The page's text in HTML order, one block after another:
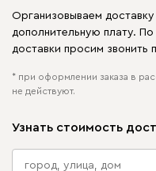
Организовываем
дополнительную плату.
доставки просим звонить
* при оформлении заказа в
не действуют.
Узнать стоимость